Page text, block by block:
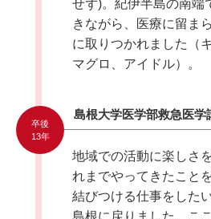
せず)。紀伊半島の南端
きながら、医療に留ま
に取りつかれました（
マグロ、アイドル）。
卒後
13年
島根大学医学部救急医
地域での活動に楽しさ
れまでやってきたこと
結びつける仕事をした
島根に戻りました。こ